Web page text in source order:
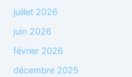
juillet 2026
juin 2026
février 2026
décembre 2025